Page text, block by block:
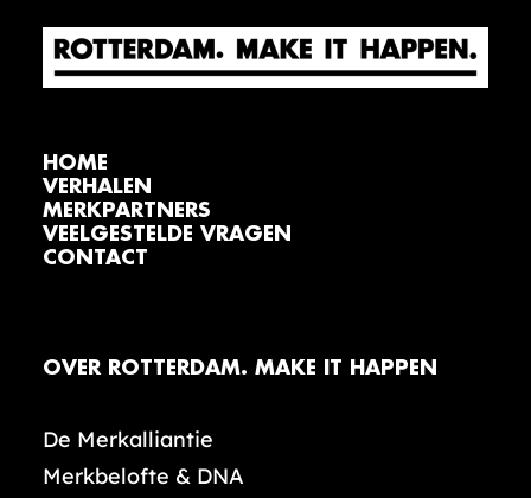
HOME
VERHALEN
MERKPARTNERS
VEELGESTELDE VRAGEN
CONTACT
OVER ROTTERDAM. MAKE IT HAPPEN
De Merkalliantie
Merkbelofte & DNA